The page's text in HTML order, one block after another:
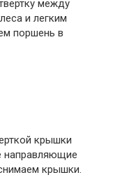
между
и легким
поршень в
крышки
направляющие
крышки.